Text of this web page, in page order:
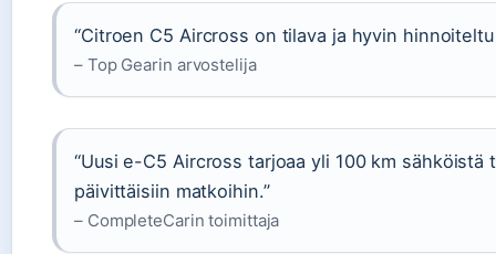
“Citroen C5 Aircross on tilava ja hyvin
– Top Gearin arvostelija
“Uusi e-C5 Aircross tarjoaa yli 100 km
päivittäisiin matkoihin.”
– CompleteCarin toimittaja